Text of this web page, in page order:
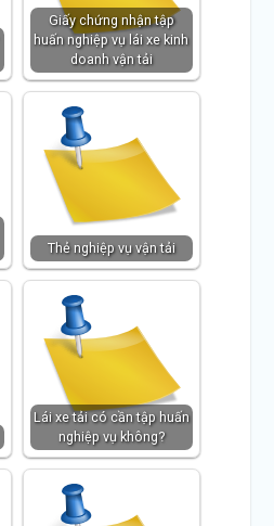
Giấy chứng nhận tập
huấn nghiệp vụ lái xe kinh
doanh vận tải
Thẻ nghiệp vụ vận tải
Lái xe tải có cần tập huấn
nghiệp vụ không?